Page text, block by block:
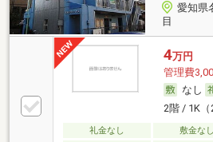
愛知県
目
4万円
管理費
なし
2階 / 1K（
礼金なし 敷金なし